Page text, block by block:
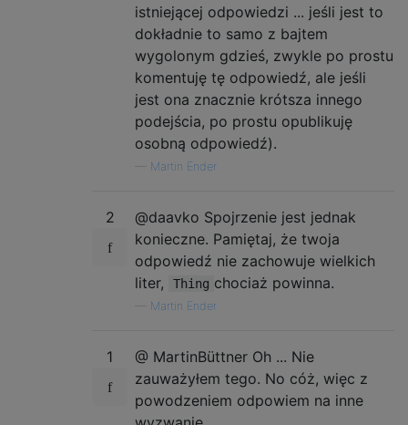
istniejącej odpowiedzi ... jeśli jest to
dokładnie to samo z bajtem
wygolonym gdzieś, zwykle po prostu
komentuję tę odpowiedź, ale jeśli
jest ona znacznie krótsza innego
podejścia, po prostu opublikuję
osobną odpowiedź).
Martin Ender
2
@daavko Spojrzenie jest jednak
konieczne. Pamiętaj, że twoja
odpowiedź nie zachowuje wielkich
liter,
Thing chociaż powinna.
Martin Ender
1
@ MartinBüttner Oh ... Nie
zauważyłem tego. No cóż, więc z
powodzeniem odpowiem na inne